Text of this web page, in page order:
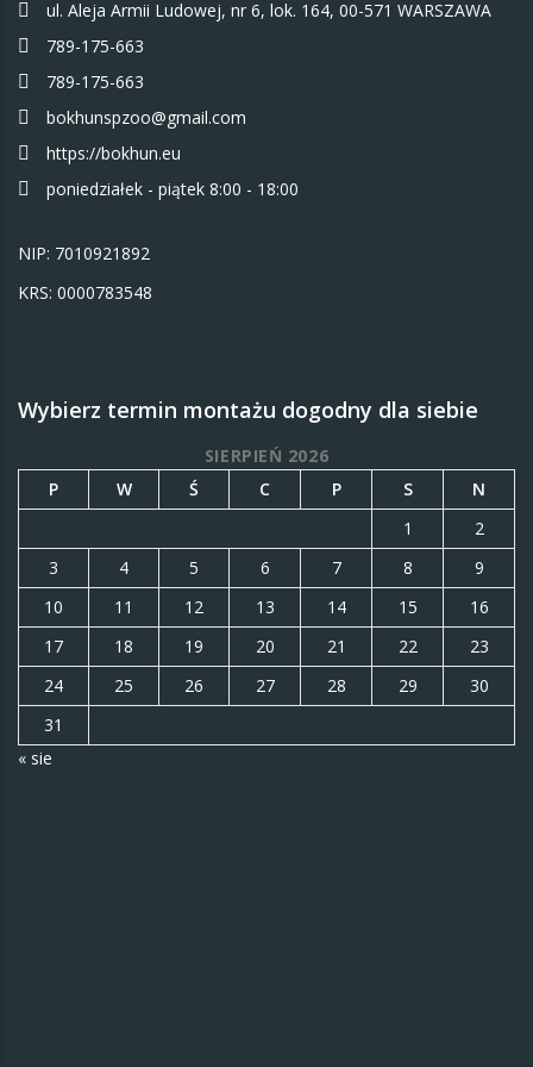
ul. Aleja Armii Ludowej, nr 6, lok. 164, 00-571 WARSZAWA
789-175-663
789-175-663
bokhunspzoo@gmail.com
https://bokhun.eu
poniedziałek - piątek 8:00 - 18:00
NIP: 7010921892
KRS: 0000783548
Wybierz termin montażu dogodny dla siebie
SIERPIEŃ 2026
P
W Ś C P S
N
1
2
3
4 5 6 7 8
9
10
11 12 13 14 15
16
17
18 19 20 21 22
23
24
25 26 27 28 29
30
31
« sie